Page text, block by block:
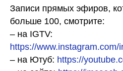
Записи прямых эфиров,
больше 100, смотрите:
– на IGTV:
https://
– на Ютуб: https://